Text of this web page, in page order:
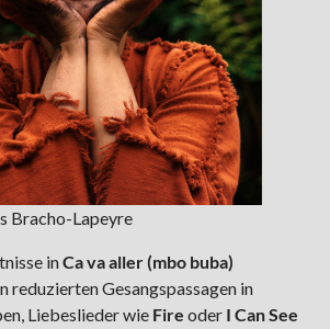
Bracho-Lapeyre
inCa va aller (mbo buba)
reduzierten Gesangspassagen in
Liebeslieder wie Fireoder I Can See